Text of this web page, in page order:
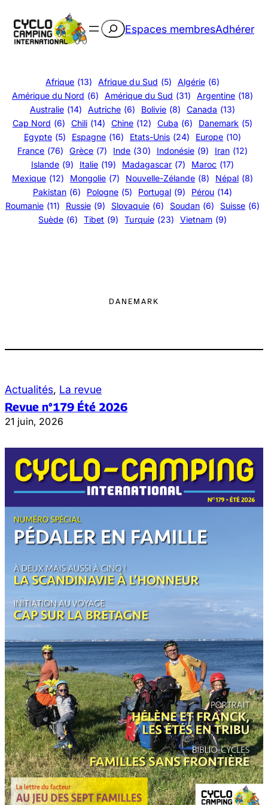
au
contenu
Rechercher
Espaces membresAdhérer
Afrique (13) Afrique du Sud (5) Algérie (6)
Amérique du Nord (6) Amérique du Sud (31) Argentine (18)
Australie (14) Autriche (6) Bolivie (8) Canada (13)
Cap Nord (6) Chili (14) Chine (12) Cuba (6) Danemark (5)
Egypte (5) Espagne (16) Etats-Unis (24) Europe (10)
France (76) Grèce (7) Inde (30) Indonésie (9) Iran (12)
Islande (9) Italie (19) Madagascar (7) Maroc (17)
Mexique (12) Mongolie (7) Nouvelle-Zélande (8) Népal (8)
Pakistan (6) Pologne (5) Portugal (9) Pérou (14)
Roumanie (11) Russie (9) Slovaquie (6) Soudan (6) Suisse (6)
Suède (6) Tibet (9) Turquie (23) Vietnam (9)
DANEMARK
Actualités, La revue
Revue n°179 Été 2026
21 juin, 2026